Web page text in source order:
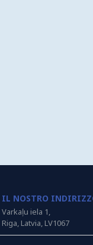
IL NOSTRO
Varkaļu iela 1,
Riga, Latvia, LV1067